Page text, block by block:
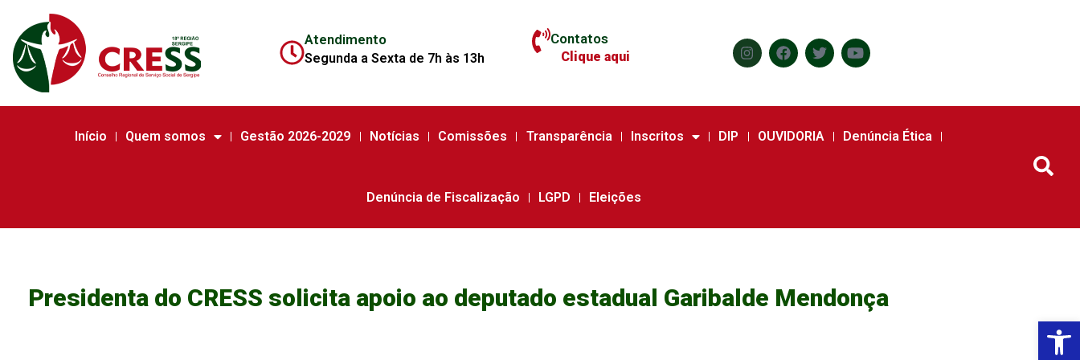
Atendimento
Segunda a Sexta de 7h às 13h
Contatos
Clique aqui
Início Quem somos Gestão 2026-2029 Notícias Comissões Transparência Inscritos DIP OUVIDORIA Denúncia Ética
Denúncia de Fiscalização LGPD Eleições
Presidenta do CRESS solicita apoio ao deputado estadual Garibalde Mendonça